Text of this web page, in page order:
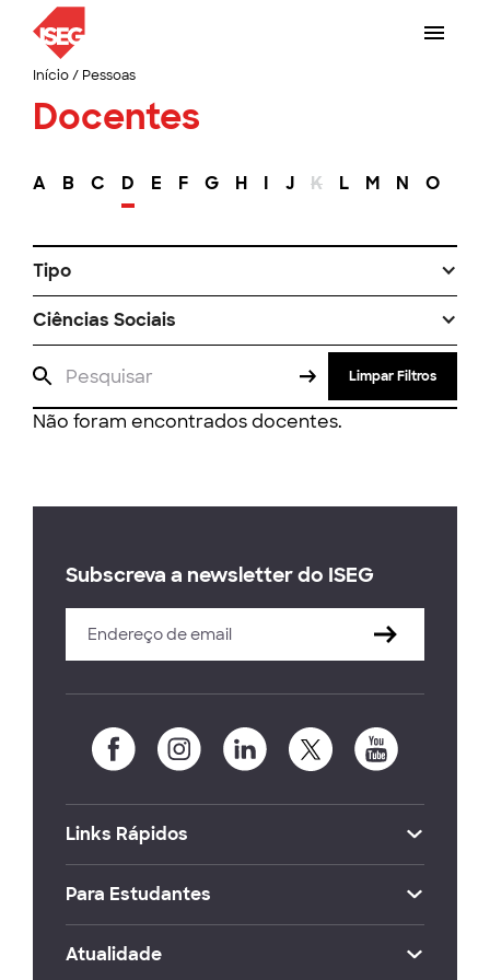
Início/ Pessoas
Docentes
A B C D E F G H I J K L M N O
Tipo
Ciências Sociais
Limpar Filtros
Não foram encontrados docentes.
Subscreva a newsletter do ISEG
Links Rápidos
Para Estudantes
Atualidade